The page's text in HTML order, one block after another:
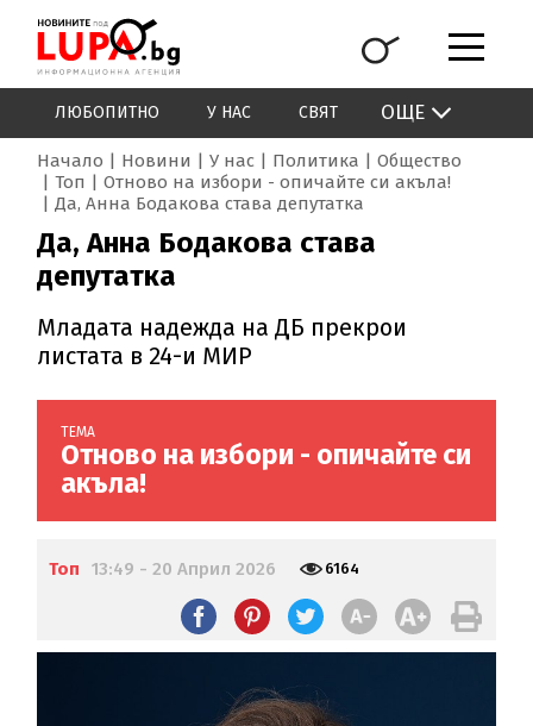
ЛЮБОПИТНО У НАС СВЯТ ОЩЕ
Начало Новини У нас Политика
Общество
Топ
Отново на избори - опичайте си акъла!
Да, Анна Бодакова става депутатка
Да, Анна Бодакова става
депутатка
Младата надежда на ДБ прекрои
листата в 24-и МИР
ТЕМА
Отново на избори - опичайте си
акъла!
Топ 13:49 - 20 Април 2026 6164